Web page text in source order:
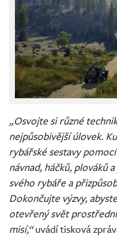
„Osvojte si různé
nejpůsobivější úlovek.
rybářské sestavy
návnad, háčků, plováků
svého rybáře a
Dokončujte výzvy,
otevřený svět
misí,“uvádí tisková